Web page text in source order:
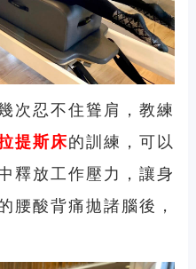
次忍不住聳肩，教練
提斯床的訓練，可以
釋放工作壓力，讓身
腰酸背痛拋諸腦後，